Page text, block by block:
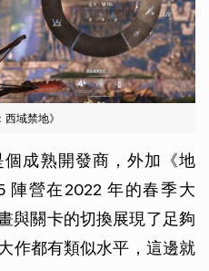
西域禁地》
個成熟開發商，外加《地
陣營在2022 年的春季大
與關卡的切換展現了足夠
作都有類似水平，這邊就